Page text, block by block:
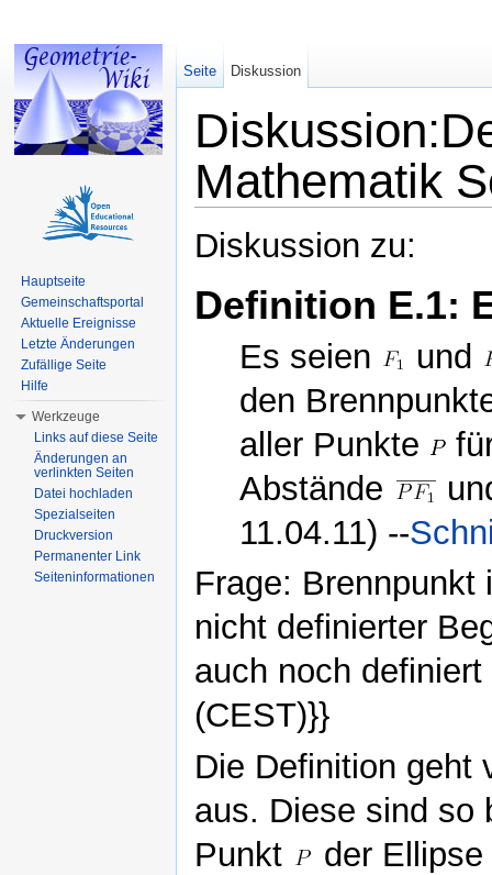
Mathematik
Diskussion zu:
Definition E.1:
Es seien
und
den
aller Punkte
Abstände
11.04.11) --
Frage: Brennpunkt
nicht definierter
auch noch
(CEST)}}
Die Definition geht
aus. Diese sind so
Punkt
der
Seite Diskussion
Hauptseite
Gemeinschaftsportal
Aktuelle Ereignisse
Letzte Änderungen
Zufällige Seite
Hilfe
Werkzeuge
Links auf diese Seite
Änderungen an
verlinkten Seiten
Datei hochladen
Spezialseiten
Druckversion
Permanenter Link
Seiteninformationen